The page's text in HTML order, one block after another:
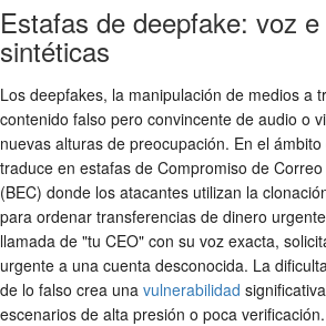
Estafas de deepfake: voz
sintéticas
Los deepfakes, la manipulación de medios a
contenido falso pero convincente de audio o
nuevas alturas de preocupación. En el
traduce en estafas de Compromiso de
(BEC) donde los atacantes utilizan la
para ordenar transferencias de dinero
llamada de "tu CEO" con su voz exacta,
urgente a una cuenta desconocida. La
de lo falso crea una vulnerabilidad
escenarios de alta presión o poca verificación.